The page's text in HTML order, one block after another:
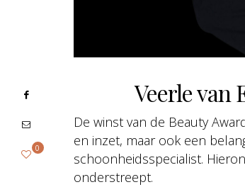
Veerle van
De winst van de Beauty
en inzet, maar ook een
schoonheidsspecialist.
onderstreept.
0